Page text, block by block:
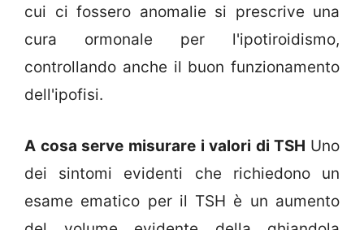
cui ci fossero anomalie si prescrive una
cura ormonale per l'ipotiroidismo,
controllando anche il buon funzionamento
dell'ipofisi.
A cosa serve misurare i valori di TSH Uno
dei sintomi evidenti che richiedono un
esame ematico per il TSH è un aumento